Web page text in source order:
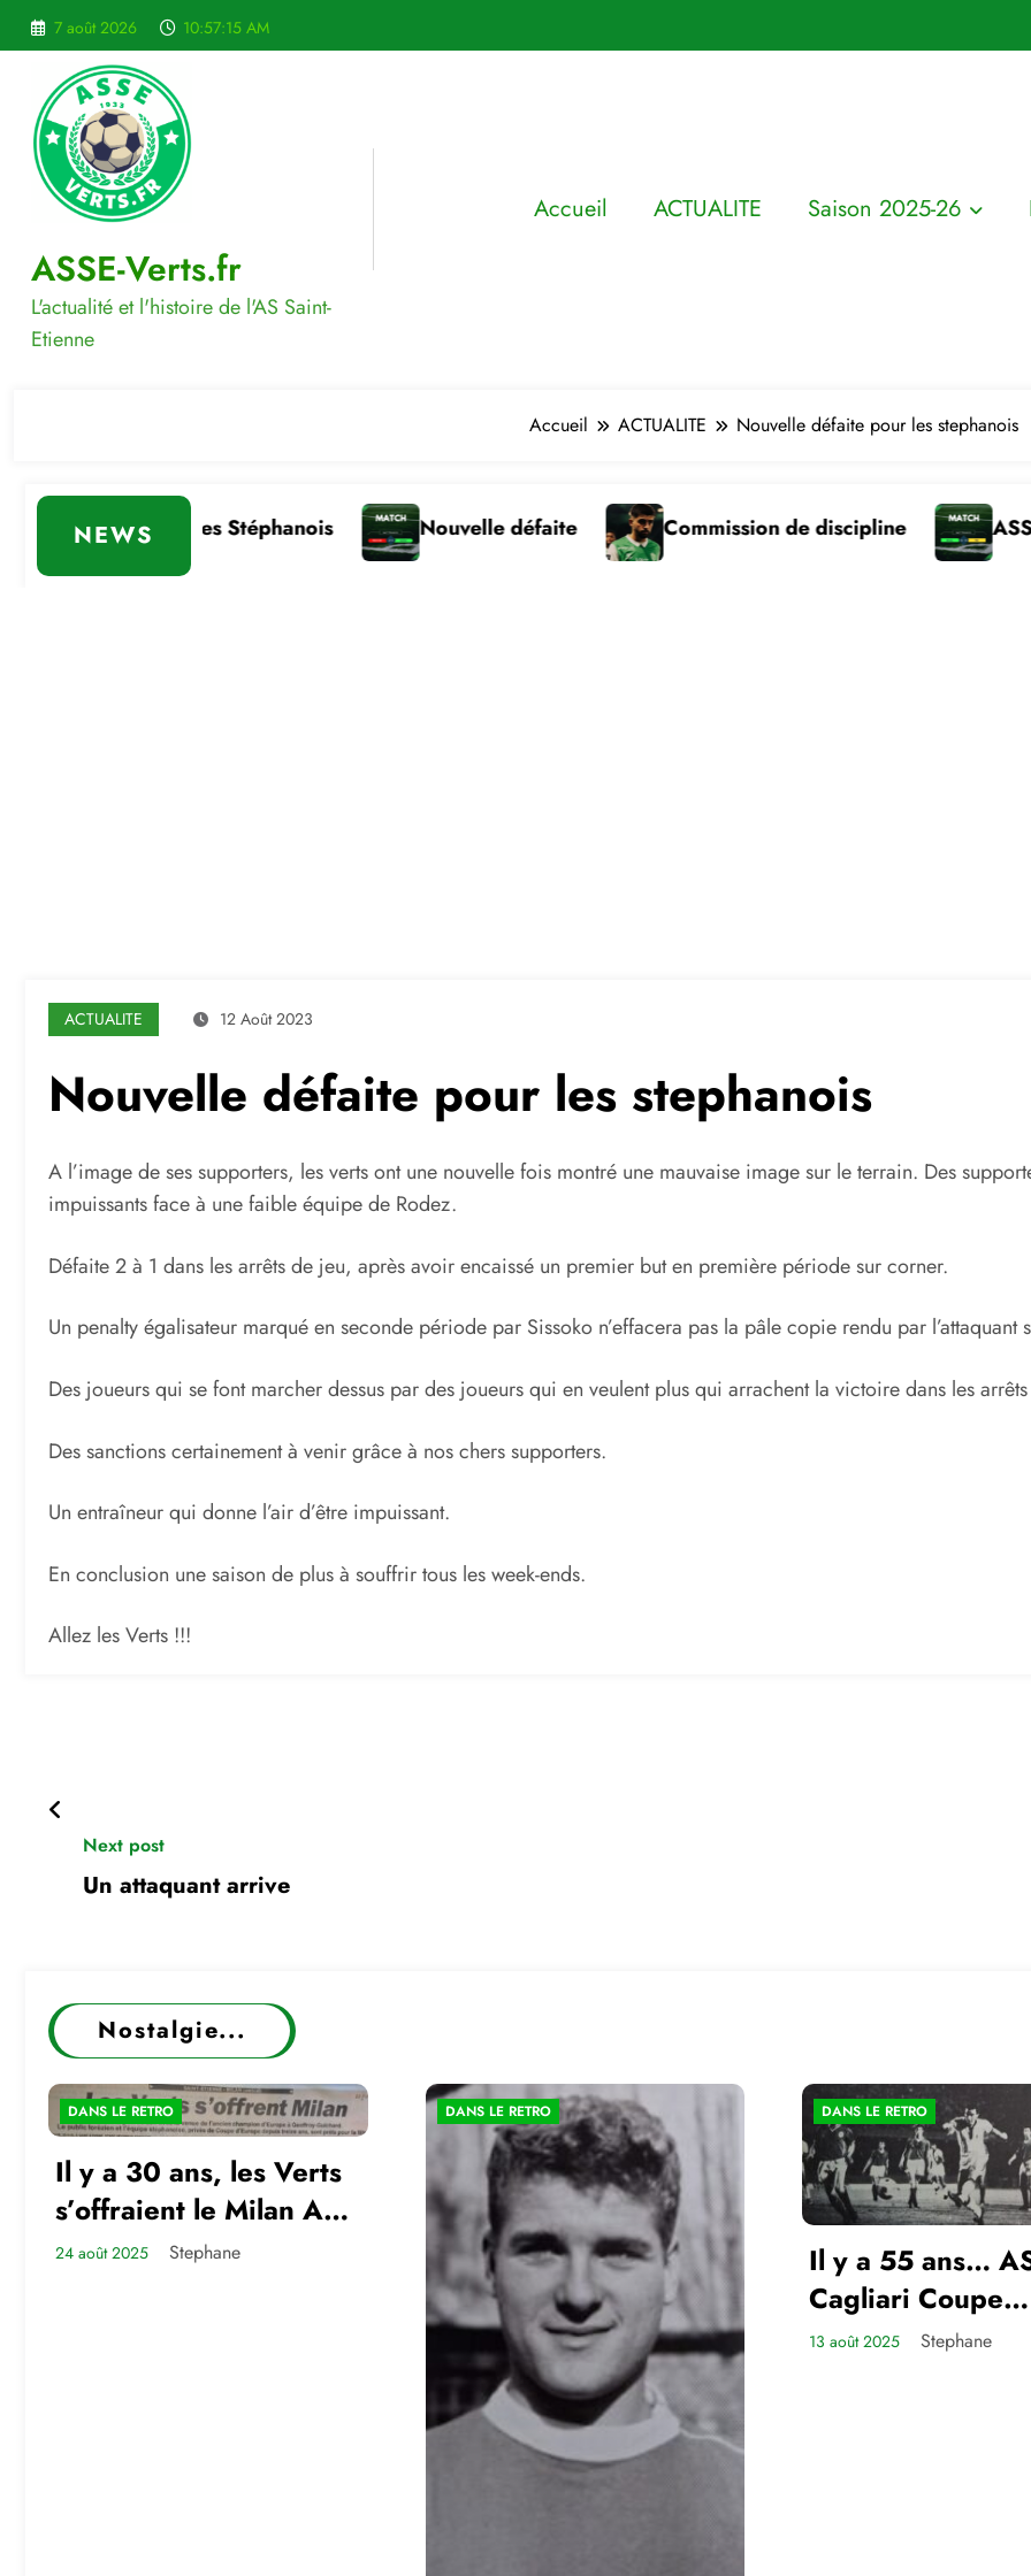
Aller
7 août 2026 10:57:16 AM
ASSE-Verts.fr
L'actualité et l'histoire de l'AS Saint-
Etienne
Accueil ACTUALITE Saison 2025-26
Accueil ACTUALITE Nouvelle défaite pour les stephanois
NEWS
des Stéphanois Nouvelle défaite Commission de discipline ASSE – Pau
ACTUALITE 12 Août 2023
Nouvelle défaite pour les stephanois
A l’image de ses supporters, les verts ont une nouvelle fois montré une mauvaise image sur le terrain. Des
impuissants face à une faible équipe de Rodez.
Défaite 2 à 1 dans les arrêts de jeu, après avoir encaissé un premier but en première période sur corner.
Un penalty égalisateur marqué en seconde période par Sissoko n’effacera pas la pâle copie rendu par l’attaquant
Des joueurs qui se font marcher dessus par des joueurs qui en veulent plus qui arrachent la victoire dans les
Des sanctions certainement à venir grâce à nos chers supporters.
Un entraîneur qui donne l’air d’être impuissant.
En conclusion une saison de plus à souffrir tous les week-ends.
Allez les Verts !!!
Next post
Un attaquant arrive
Nostalgie...
DANS LE RETRO
Il y a 30 ans, les Verts
s’offraient le Milan AC
en amical
24 août 2025 Stephane
DANS LE RETRO DANS LE RETRO
Il y a 55 ans…
Cagliari Coupe
d’Europe des
13 août 2025 Stephane